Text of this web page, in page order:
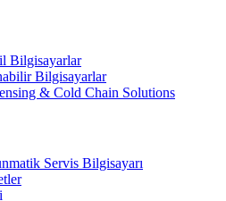
Bilgisayarlar
Bilgisayarlar
& Cold Chain Solutions
Servis Bilgisayarı